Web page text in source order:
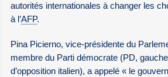
autorités internationales à changer les
à l’AFP.
Pina Picierno, vice-présidente du
membre du Parti démocrate (PD,
d’opposition italien), a appelé « le